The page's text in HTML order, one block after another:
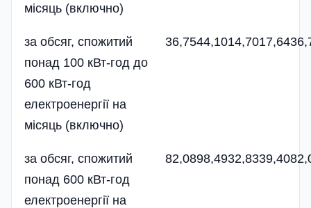
місяць (включно)
за обсяг, спожитий
понад 100 кВт-год до
600 кВт-год
електроенергії на
місяць (включно)
36,7544,1014,7017,64
за обсяг, спожитий
понад 600 кВт-год
електроенергії на
82,0898,4932,8339,40